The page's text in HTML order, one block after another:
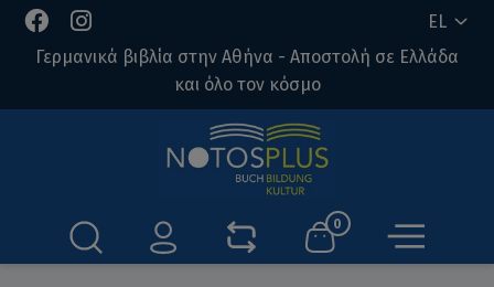
EL
Γερμανικά βιβλία στην Αθήνα - Αποστολή σε Ελλάδα
και όλο τον κόσμο
0